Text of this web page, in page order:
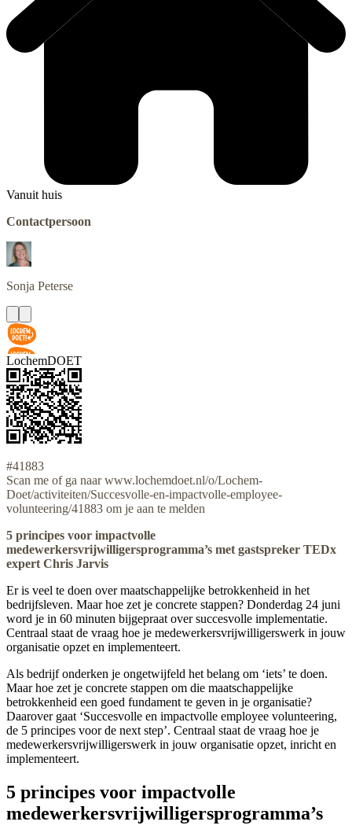
Vanuit huis
Contactpersoon
Sonja Peterse
LochemDOET
#41883
Scan me of ga naar www.lochemdoet.nl/o/Lochem-
Doet/activiteiten/Succesvolle-en-impactvolle-employee-
volunteering/41883 om je aan te melden
5 principes voor impactvolle
medewerkersvrijwilligersprogramma’s met gastspreker TEDx
expert Chris Jarvis
Er is veel te doen over maatschappelijke betrokkenheid in het
bedrijfsleven. Maar hoe zet je concrete stappen? Donderdag 24 juni
word je in 60 minuten bijgepraat over succesvolle implementatie.
Centraal staat de vraag hoe je medewerkersvrijwilligerswerk in jouw
organisatie opzet en implementeert.
Als bedrijf onderken je ongetwijfeld het belang om ‘iets’ te doen.
Maar hoe zet je concrete stappen om die maatschappelijke
betrokkenheid een goed fundament te geven in je organisatie?
Daarover gaat ‘Succesvolle en impactvolle employee volunteering,
de 5 principes voor de next step’. Centraal staat de vraag hoe je
medewerkersvrijwilligerswerk in jouw organisatie opzet, inricht en
implementeert.
5 principes voor impactvolle
medewerkersvrijwilligersprogramma’s